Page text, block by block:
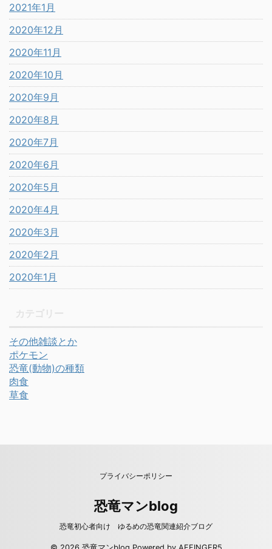
2021年1月
2020年12月
2020年11月
2020年10月
2020年9月
2020年8月
2020年7月
2020年6月
2020年5月
2020年4月
2020年3月
2020年2月
2020年1月
その他雑談とか
ポケモン
恐竜(動物)の種類
肉食
草食
プライバシーポリシー
恐竜マンblog
恐竜初心者向け ゆるめの恐竜関連紹介ブログ